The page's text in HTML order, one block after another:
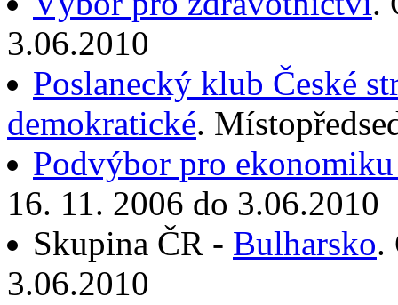
3.06.2010
Poslanecký klub České
demokratické.
Podvýbor pro
16. 11. 2006 do 3.06.2010
Skupina ČR - Bulharsko.
3.06.2010